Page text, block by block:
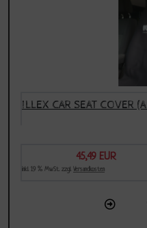
ILLEX CAR SEAT COVER
45,49 EUR
inkl. 19 % MwSt. zzgl. Versandkosten